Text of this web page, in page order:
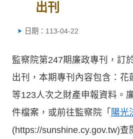
出刊
日期：113-04-22
監察院第247期廉政專刊，訂
出刊，本期專刊內容包含：花
等123人次之財產申報資料。
件檔案，或前往監察院「 陽光
(https://sunshine.cy.gov.tw)查